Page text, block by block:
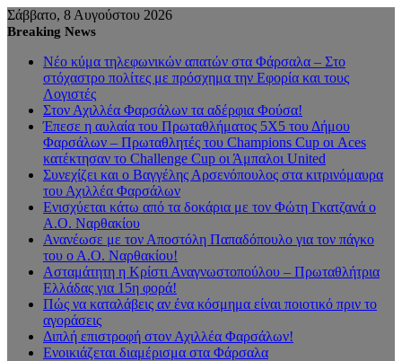
Σάββατο, 8 Αυγούστου 2026
Breaking News
Νέο κύμα τηλεφωνικών απατών στα Φάρσαλα – Στο
στόχαστρο πολίτες με πρόσχημα την Εφορία και τους
Λογιστές
Στον Αχιλλέα Φαρσάλων τα αδέρφια Φούσα!
Έπεσε η αυλαία του Πρωταθλήματος 5Χ5 του Δήμου
Φαρσάλων – Πρωταθλητές του Champions Cup οι Aces
κατέκτησαν το Challenge Cup οι Άμπαλοι United
Συνεχίζει και ο Βαγγέλης Αρσενόπουλος στα κιτρινόμαυρα
του Αχιλλέα Φαρσάλων
Ενισχύεται κάτω από τα δοκάρια με τον Φώτη Γκατζανά ο
Α.Ο. Ναρθακίου
Ανανέωσε με τον Αποστόλη Παπαδόπουλο για τον πάγκο
του ο Α.Ο. Ναρθακίου!
Ασταμάτητη η Κρίστι Αναγνωστοπούλου – Πρωταθλήτρια
Ελλάδας για 15η φορά!
Πώς να καταλάβεις αν ένα κόσμημα είναι ποιοτικό πριν το
αγοράσεις
Διπλή επιστροφή στον Αχιλλέα Φαρσάλων!
Ενοικιάζεται διαμέρισμα στα Φάρσαλα